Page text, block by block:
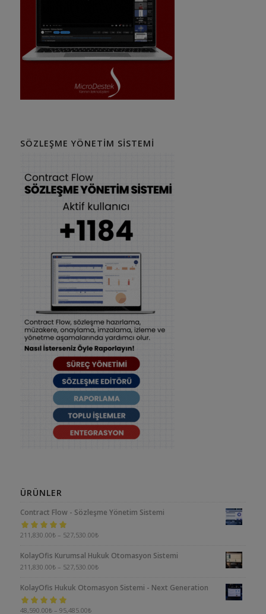
SÖZLEŞME YÖNETIM SISTEMI
ÜRÜNLER
Contract Flow - Sözleşme Yönetim Sistemi
5 üzerinden
211,830.00₺ – 527,530.00₺
KolayOfis Kurumsal Hukuk Otomasyon Sistemi
211,830.00₺ – 527,530.00₺
KolayOfis Hukuk Otomasyon Sistemi - Next Generation
5 üzerinden
48,590.00₺ – 95,485.00₺